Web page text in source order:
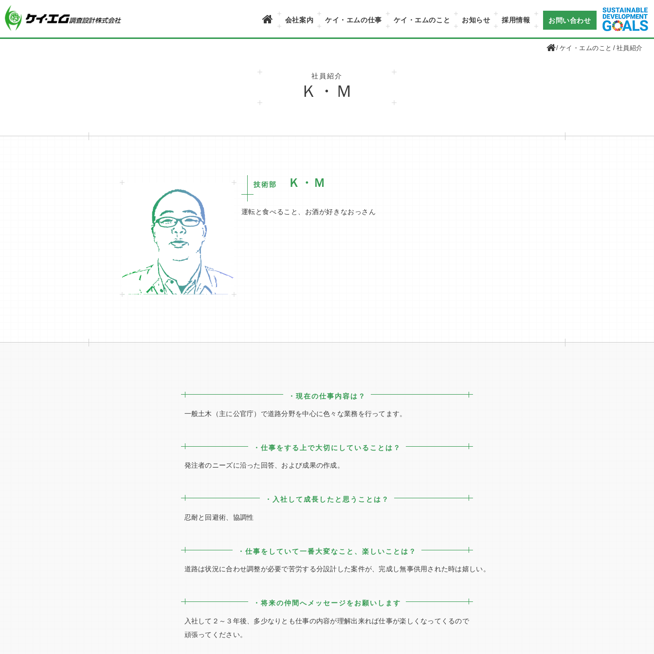
会社案内 ケイ・エムの仕事 ケイ・エムのこと お知らせ 採用情報 お問い合わせ
ケイ・エムのこと 社員紹介
社員紹介
Ｋ・Ｍ
技術部 Ｋ・Ｍ
運転と食べること、お酒が好きなおっさん
・現在の仕事内容は？
一般土木（主に公官庁）で道路分野を中心に色々な業務を行ってます。
・仕事をする上で大切にしていることは？
発注者のニーズに沿った回答、および成果の作成。
・入社して成長したと思うことは？
忍耐と回避術、協調性
・仕事をしていて一番大変なこと、楽しいことは？
道路は状況に合わせ調整が必要で苦労する分設計した案件が、完成し無事供用された時は嬉しい。
・将来の仲間へメッセージをお願いします
入社して２～３年後、多少なりとも仕事の内容が理解出来れば仕事が楽しくなってくるので
頑張ってください。